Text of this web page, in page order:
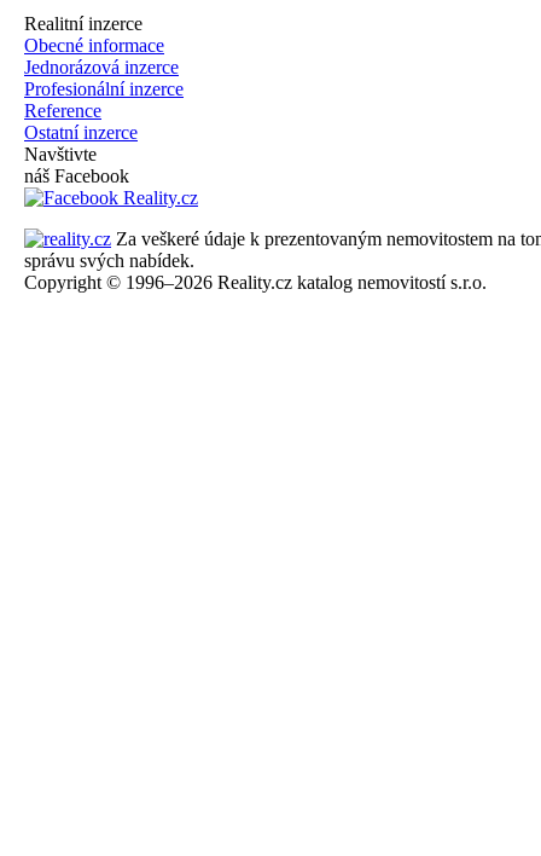
Realitní inzerce
Obecné informace
Jednorázová inzerce
Profesionální inzerce
Reference
Ostatní inzerce
Navštivte
náš Facebook
Za veškeré údaje k prezentovaným nemovitostem na
správu svých nabídek.
Copyright © 1996–2026 Reality.cz katalog nemovitostí s.r.o.